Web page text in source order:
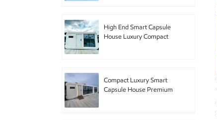
High End Smart Capsule
House Luxury Compact
Compact Luxury Smart
Capsule House Premium